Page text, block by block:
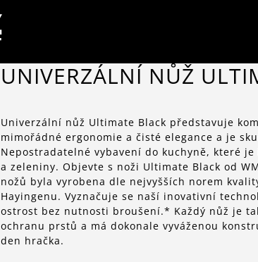
UNIVERZÁLNÍ NŮŽ
Univerzální nůž Ultimate Black představuje
mimořádné ergonomie a čisté elegance a je
Nepostradatelné vybavení do kuchyně, které
a zeleniny. Objevte s noži Ultimate Black od
nožů byla vyrobena dle nejvyšších norem
Hayingenu. Vyznačuje se naší inovativní
ostrost bez nutnosti broušení.* Každý nůž je
ochranu prstů a má dokonale vyváženou
den hračka.